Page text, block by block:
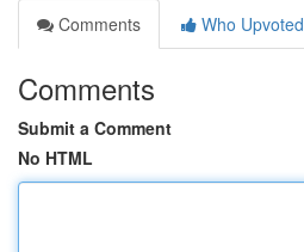
Comments
Who Upvoted
Comments
Submit a Comment
No HTML